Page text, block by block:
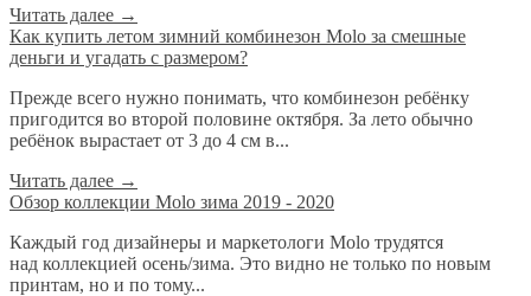
Читать далее →
​Как купить летом зимний комбинезон Molo за смешные
деньги и угадать с размером?
Прежде всего нужно понимать, что комбинезон ребёнку
пригодится во второй половине октября. За лето обычно
ребёнок вырастает от 3 до 4 см в...
Читать далее →
Обзор коллекции Molo зима 2019 - 2020
Каждый год дизайнеры и маркетологи Molo трудятся
над коллекцией осень/зима. Это видно не только по новым
принтам, но и по тому...